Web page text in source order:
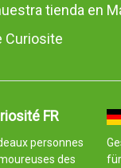
tienda en
Curiosite
FR
personnes
des